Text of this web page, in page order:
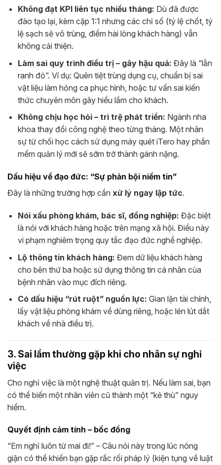
Không đạt KPI liên tục nhiều tháng: Dù đã được
đào tạo lại, kèm cặp 1:1 nhưng các chỉ số (tỷ lệ chốt, tỷ
lệ sạch sẽ vô trùng, điểm hài lòng khách hàng) vẫn
không cải thiện.
Làm sai quy trình điều trị – gây hậu quả: Đây là “lằn
ranh đỏ”. Ví dụ: Quên tiệt trùng dụng cụ, chuẩn bị sai
vật liệu làm hỏng ca phục hình, hoặc tư vấn sai kiến
thức chuyên môn gây hiểu lầm cho khách.
Không chịu học hỏi – trì trệ phát triển: Ngành nha
khoa thay đổi công nghệ theo từng tháng. Một nhân
sự từ chối học cách sử dụng máy quét iTero hay phần
mềm quản lý mới sẽ sớm trở thành gánh nặng.
Dấu hiệu về đạo đức: “Sự phản bội niềm tin”
Đây là những trường hợp cần xử lý ngay lập tức.
Nói xấu phòng khám, bác sĩ, đồng nghiệp: Đặc biệt
là nói với khách hàng hoặc trên mạng xã hội. Điều này
vi phạm nghiêm trọng quy tắc đạo đức nghề nghiệp.
Lộ thông tin khách hàng: Đem dữ liệu khách hàng
cho bên thứ ba hoặc sử dụng thông tin cá nhân của
bệnh nhân vào mục đích riêng.
Có dấu hiệu “rút ruột” nguồn lực: Gian lận tài chính,
lấy vật liệu phòng khám về dùng riêng, hoặc lén lút dắt
khách về nhà điều trị.
3. Sai lầm thường gặp khi cho nhân sự nghỉ
việc
Cho nghỉ việc là một nghệ thuật quản trị. Nếu làm sai, bạn
có thể biến một nhân viên cũ thành một “kẻ thù” nguy
hiểm.
Quyết định cảm tính – bốc đồng
“Em nghỉ luôn từ mai đi!” – Câu nói này trong lúc nóng
giận có thể khiến bạn gặp rắc rối pháp lý (kiện tụng về luật